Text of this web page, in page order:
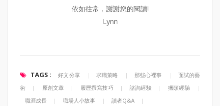
依如往常，謝謝您的閱讀!
Lynn
TAGS : 好文分享 | 求職策略 | 那些心裡事 |
面試的藝
術
| 原創文章 | 履歷撰寫技巧 | 諮詢經驗 | 獵頭經驗
|
職涯成長
| 職場人小故事 | 讀者Q&A |